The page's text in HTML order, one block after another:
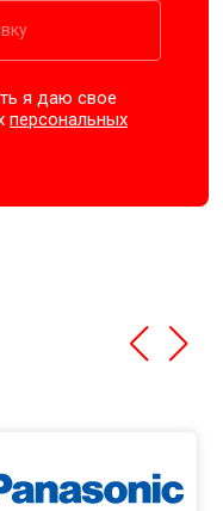
я даю свое
персональных